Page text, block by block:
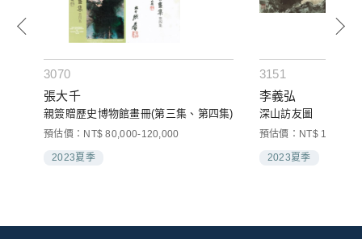
3070
張大千
親簽贈歷史博物館畫冊(第三集、第四集)
預估價：NT$ 80,000-120,000
2023夏季
3151
李義弘
深山訪友圖
預估價：NT$
2023夏季